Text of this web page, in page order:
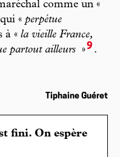
comme un «
« perpétue
à « la vieille France,
partout ailleurs »9 .
Tiphaine Guéret
fini. On espère